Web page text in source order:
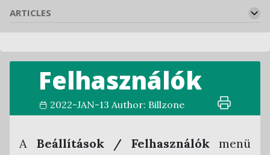
ARTICLES
Kezdőlap
Rendszerhasználat segédlet
Funkcióelérések a rendszerben
Regisztráció
Felhasználói regisztráció
Felhasználói fiók beállítások
Felhasználók
2022-JAN-13 Author: Billzone
A Beállítások / Felhasználók menü